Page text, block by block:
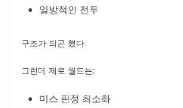
일방적인 전투
구조가 되곤 했다.
그런데 제로 월드는:
미스 판정 최소화